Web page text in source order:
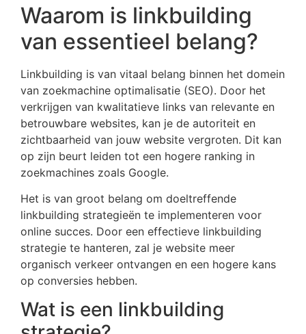
Waarom is linkbuilding
van essentieel belang?
Linkbuilding is van vitaal belang binnen het domein
van zoekmachine optimalisatie (SEO). Door het
verkrijgen van kwalitatieve links van relevante en
betrouwbare websites, kan je de autoriteit en
zichtbaarheid van jouw website vergroten. Dit kan
op zijn beurt leiden tot een hogere ranking in
zoekmachines zoals Google.
Het is van groot belang om doeltreffende
linkbuilding strategieën te implementeren voor
online succes. Door een effectieve linkbuilding
strategie te hanteren, zal je website meer
organisch verkeer ontvangen en een hogere kans
op conversies hebben.
Wat is een linkbuilding